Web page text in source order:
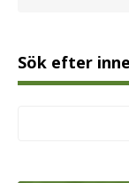
Sök efter